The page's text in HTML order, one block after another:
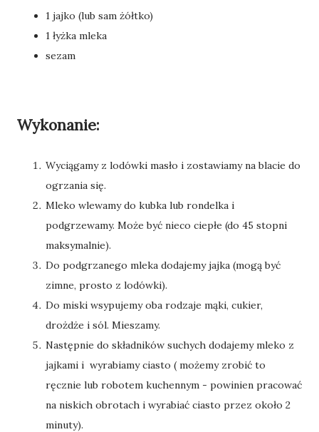
1 jajko (lub sam żółtko)
1 łyżka mleka
sezam
Wykonanie:
Wyciągamy z lodówki masło i zostawiamy na blacie do
ogrzania się.
Mleko wlewamy do kubka lub rondelka i
podgrzewamy. Może być nieco ciepłe (do 45 stopni
maksymalnie).
Do podgrzanego mleka dodajemy jajka (mogą być
zimne, prosto z lodówki).
Do miski wsypujemy oba rodzaje mąki, cukier,
drożdże i sól. Mieszamy.
Następnie do składników suchych dodajemy mleko z
jajkami i wyrabiamy ciasto ( możemy zrobić to
ręcznie lub robotem kuchennym - powinien pracować
na niskich obrotach i wyrabiać ciasto przez około 2
minuty).